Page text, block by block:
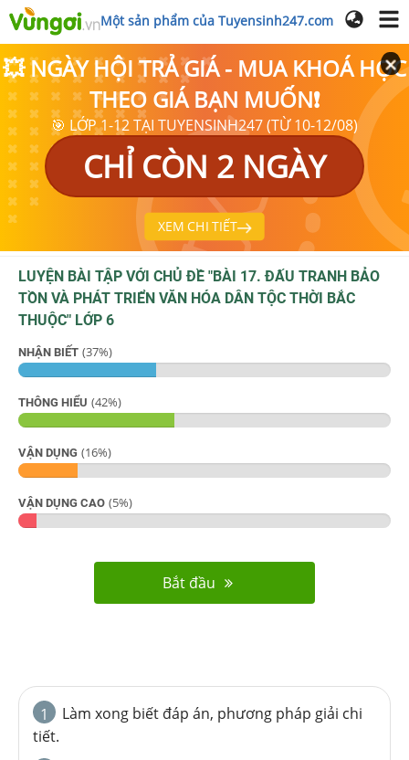
Một sản phẩm của Tuyensinh247.com
💥 NGÀY HỘI TRẢ GIÁ - MUA KHOÁ HỌC
THEO GIÁ BẠN MUỐN❗
🎯 LỚP 1-12 TẠI TUYENSINH247 (TỪ 10-12/08)
CHỈ CÒN 2 NGÀY
XEM CHI TIẾT
LUYỆN BÀI TẬP VỚI CHỦ ĐỀ "BÀI 17. ĐẤU TRANH BẢO
TỒN VÀ PHÁT TRIỂN VĂN HÓA DÂN TỘC THỜI BẮC
THUỘC" LỚP 6
NHẬN BIẾT (37%)
THÔNG HIỂU (42%)
VẬN DỤNG (16%)
VẬN DỤNG CAO (5%)
Bắt đầu
1
Làm xong biết đáp án, phương pháp giải chi
tiết.